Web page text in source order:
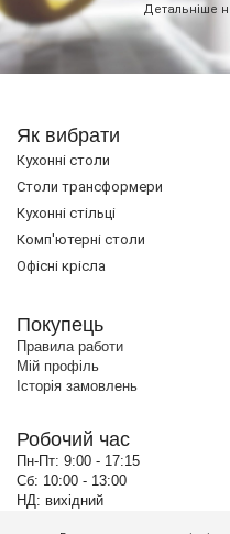
Детальніше
Як вибрати
Кухонні столи
Cтоли трансформери
Кухонні стільці
Комп'ютерні столи
Офісні крісла
Покупець
Правила работи
Мій профіль
Історія замовлень
Робочий час
Пн-Пт: 9:00 - 17:15
Сб: 10:00 - 13:00
НД: вихідний